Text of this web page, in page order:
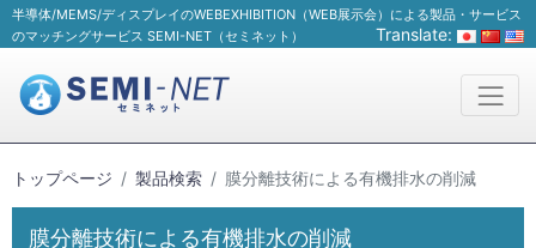
半導体/MEMS/ディスプレイのWEBEXHIBITION（WEB展示会）による製品・サービス
のマッチングサービス SEMI-NET（セミネット）
Translate:
トップページ 製品検索 膜分離技術による有機排水の削減
膜分離技術による有機排水の削減